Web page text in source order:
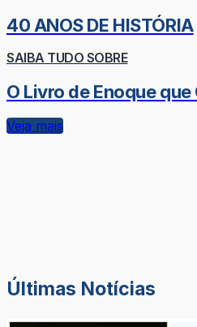
40 ANOS DE HISTÓRIA
SAIBA TUDO SOBRE
O Livro de Enoque
Veja mais
Últimas Notícias